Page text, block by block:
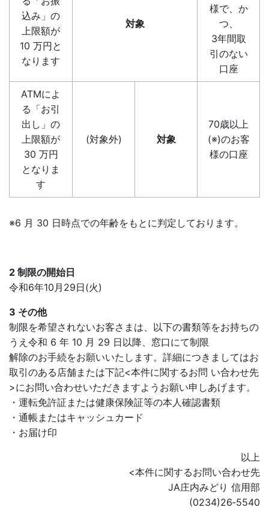
込み」の
上限額が
10 万円と
なります
対象
様で、か
つ、
3年間取
引のない
口座
ATMによ
る「お引
出し」の
上限額が
30 万円
となりま
す
(対象外) 対象
70歳以上
(※)のお客
様の口座
※6 月 30 日時点での年齢をもとに判定しております。
2 制限の開始日
令和6年10月29日(火)
3 その他
制限を希望されないお客さまは、以下の書類等をお持ちの
うえ令和 6 年 10 月 29 日以降、窓口にて制限
解除のお手続をお願いいたします。詳細につきましてはお
取引のある店舗または下記<本件に関するお問 い合わせ先
>にお問い合わせいただきますようお願い申しあげます。
・運転免許証または健康保険証等の本人確認書類
・通帳またはキャッシュカード
・お届け印
以上
<本件に関するお問い合わせ先
JA庄内みどり 信用部
(0234)26‐5540